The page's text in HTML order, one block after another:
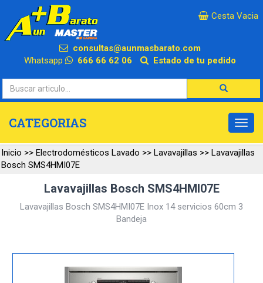
×
Cesta Vacia
consultas@aunmasbarato.com
Whatsapp
666 66 62 06 Estado de tu pedido
CATEGORIAS
Inicio >> Electrodomésticos Lavado >> Lavavajillas >> Lavavajillas
Bosch SMS4HMI07E
Lavavajillas Bosch SMS4HMI07E
Lavavajillas Bosch SMS4HMI07E Inox 14 servicios 60cm 3
Bandeja